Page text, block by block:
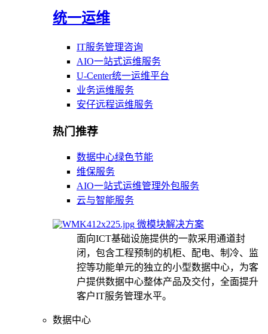
统一运维
IT服务管理咨询
AIO一站式运维服务
U-Center统一运维平台
业务运维服务
安仔远程运维服务
热门推荐
数据中心绿色节能
维保服务
AIO一站式运维管理外包服务
云与智能服务
微模块解决方案
面向ICT基础设施提供的一款采用通道封
闭，包含工程预制的机柜、配电、制冷、监
控等功能单元的独立的小型数据中心，为客
户提供数据中心整体产品及交付，全面提升
客户IT服务管理水平。
数据中心